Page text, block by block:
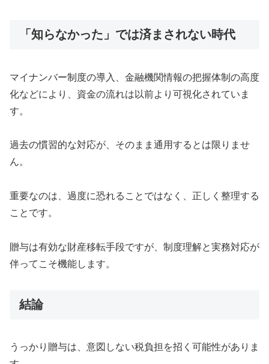
「知らなかった」では済まされない時代
マイナンバー制度の導入、金融機関情報の把握体制の高度
化などにより、資金の流れは以前より可視化されていま
す。
過去の慣習的な対応が、そのまま通用するとは限りませ
ん。
重要なのは、過度に恐れることではなく、正しく整理する
ことです。
贈与は有効な財産移転手段ですが、制度理解と実務対応が
伴ってこそ機能します。
結論
うっかり贈与は、意図しない税負担を招く可能性がありま